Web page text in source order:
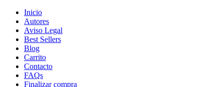
Inicio
Autores
Aviso Legal
Best Sellers
Blog
Carrito
Contacto
FAQs
Finalizar compra